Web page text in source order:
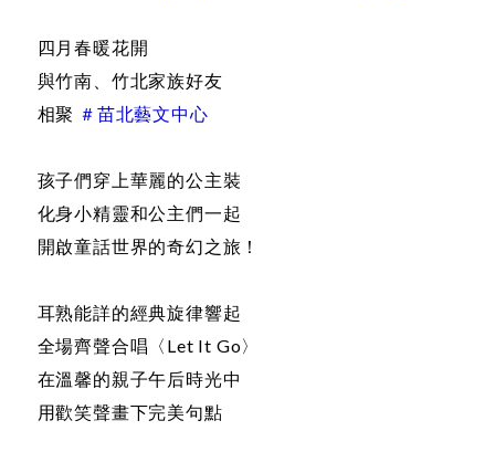
四月春暖花開
與竹南、竹北家族好友
相聚 ＃苗北藝文中心
孩子們穿上華麗的公主裝
化身小精靈和公主們一起
開啟童話世界的奇幻之旅！
耳熟能詳的經典旋律響起
全場齊聲合唱〈Let It Go〉
在溫馨的親子午后時光中
用歡笑聲畫下完美句點